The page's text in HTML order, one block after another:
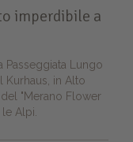
imperdibile a
Passeggiata Lungo
Kurhaus, in Alto
"Merano Flower
Alpi.